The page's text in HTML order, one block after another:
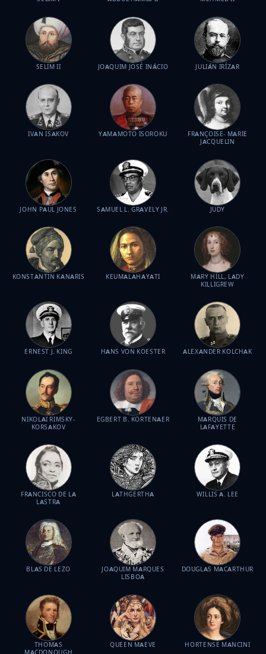
SELIM II JOAQUIM JOSÉ INÁCIO JULIÁN IRÍZAR
IVAN ISAKOV YAMAMOTO ISOROKU
FRANÇOISE- MARIE
JACQUELIN
JOHN PAUL JONES SAMUEL L. GRAVELY JR. JUDY
KONSTANTIN KANARIS KEUMALAHAYATI
MARY HILL, LADY
KILLIGREW
ERNEST J. KING HANS VON KOESTER ALEXANDER KOLCHAK
NIKOLAI RIMSKY-
KORSAKOV
EGBERT B. KORTENAER
MARQUIS DE
LAFAYETTE
FRANCISCO DE LA
LASTRA
LATHGERTHA WILLIS A. LEE
BLAS DE LEZO
JOAQUIM MARQUES
LISBOA
DOUGLAS MACARTHUR
THOMAS
MACDONOUGH
QUEEN MAEVE HORTENSE MANCINI